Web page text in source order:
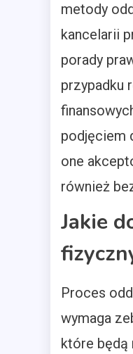
metody
kancelarii
porady
przypadku
podjęciem
one
również
Jakie
Proces
wymaga
które będą